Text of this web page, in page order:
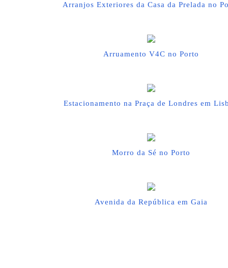
Arranjos Exteriores da Casa da Prelada no
Arruamento V4C no Porto
Estacionamento na Praça de Londres em
Morro da Sé no Porto
Avenida da República em Gaia